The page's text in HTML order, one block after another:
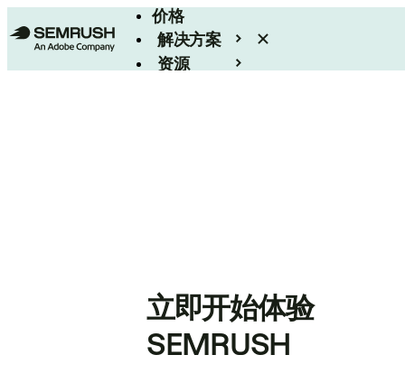
价格
解决方案
资源
立即开始体验
SEMRUSH